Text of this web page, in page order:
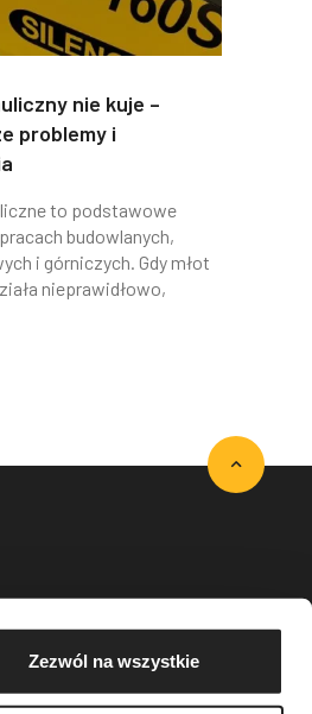
Zezwól na wszystkie
nie kuje –
problemy i
to podstawowe
budowlanych,
i górniczych. Gdy młot
nieprawidłowo,